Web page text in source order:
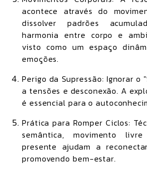
acontece através do
dissolver padrões
harmonia entre corpo e
visto como um espaço
emoções.
Perigo da Supressão: Ignorar o
a tensões e desconexão. A
é essencial para o
Prática para Romper Ciclos:
semântica, movimento
presente ajudam a
promovendo bem-estar.